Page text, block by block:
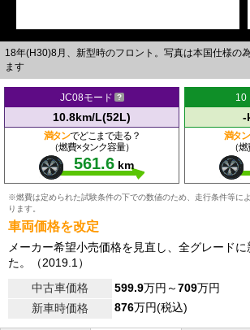
18年(H30)8月、新型時のフロント。写真は本国仕様の
ます
JC08モード
10.8km/L(52L)
満タンでどこまで走る？
（燃費×タンク容量）
561.6 km
10
-
満タン
（
※燃費は定められた試験条件の下での数値のため、走行条件等に
ります。
車両価格を改定
メーカー希望小売価格を見直し、全グレード
た。（2019.1）
中古車価格
599.9万円～709万円
新車時価格
876万円(税込)